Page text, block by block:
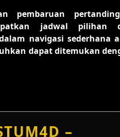
pembaruan
jadwal pilihan
navigasi sederhana
dapat ditemukan
–